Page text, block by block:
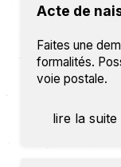
Acte de
Faites une
formalités.
voie postale.
lire la suite